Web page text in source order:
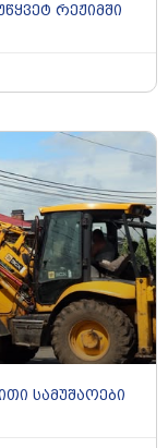
რეჟიმში
სამუშაოები